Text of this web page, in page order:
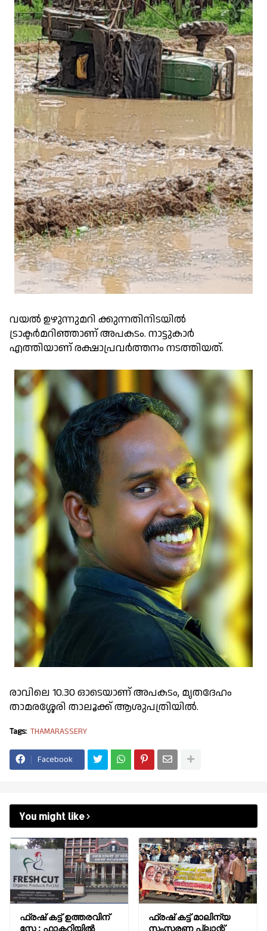
വയൽ ഉഴുന്നുമറി ക്കുന്നതിനിടയിൽ
ട്രാക്ടർമറിഞ്ഞാണ് അപകടം. നാട്ടുകാർ
എത്തിയാണ് രക്ഷാപ്രവർത്തനം നടത്തിയത്.
രാവിലെ 10.30 ഓടെയാണ് അപകടം, മൃതദേഹം
താമരശ്ശേരി താലൂക്ക് ആശുപത്രിയിൽ.
Tags: THAMARASSERY
Facebook
You might like
ഫ്രഷ് കട്ട് ഉത്തരവിന്
സ്റ്റേ ; ഫാക്ടറിയിൽ
ഫ്രഷ് കട്ട് മാലിന്യ
സംസ്കരണ പ്ലാന്റ്